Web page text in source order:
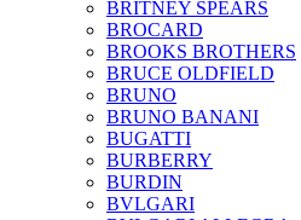
BRITNEY SPEARS
BROCARD
BROOKS BROTHERS
BRUCE OLDFIELD
BRUNO
BRUNO BANANI
BUGATTI
BURBERRY
BURDIN
BVLGARI